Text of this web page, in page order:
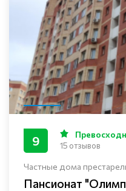
Частные дома
Пансионат
9 15 отзывов